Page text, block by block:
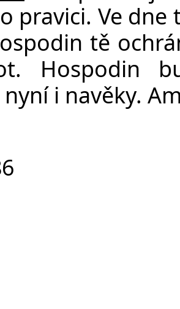
pravici. Ve dne
tě
Hospodin
i navěky.